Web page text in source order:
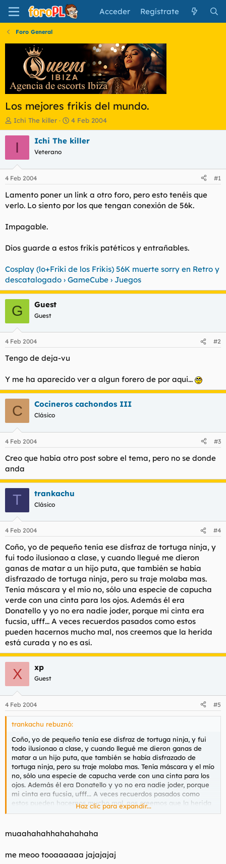
Acceder Regístrate
Foro General
Los mejores frikis del mundo.
I
n
i
a
d
o
r
e
t
m
Ichi The killer
F
e
c
i
n
c
4 Feb 2004
I Ichi The killer
Veterano
4 Feb 2004 #1
Lamento poner un link a otro foro, pero esto tenéis que
verlo. Lo siento por los que tengan conexión de 56k.
Impagable.
Dios guarde a estos frikis patéticos y entrañables.
Cosplay (lo+Friki de los Frikis) 56K muerte sorry en Retro y
descatalogado › GameCube › Juegos
G Guest
Guest
4 Feb 2004 #2
Tengo de deja-vu
Y me ha aparecido ver a algun forero de por aqui...
C Cocineros cachondos III
Clásico
4 Feb 2004 #3
Creo que había otro post sobre el tema, pero no se donde
anda
T trankachu
Clásico
4 Feb 2004 #4
Coño, yo de pequeño tenía ese disfraz de tortuga ninja, y
fui todo ilusionao a clase, y cuando llegué me dieron
ganas de matar a un hijo puta, que también se había
disfrazado de tortuga ninja, pero su traje molaba mas.
Tenía máscara y el mío no, sólo una especie de capucha
verde con una cinta para los ojos. Además él era
Donatello y yo no era nadie joder, porque mi cinta era
fucsia, ufff... A veces recuerdos pasados como estos
pueden hacernos mucho mal, nos creemos que la herida
está curada y no es así.
X xp
Guest
4 Feb 2004 #5
trankachu rebuznó:
Coño, yo de pequeño tenía ese disfraz de tortuga ninja, y fui
todo ilusionao a clase, y cuando llegué me dieron ganas de
matar a un hijo puta, que también se había disfrazado de
tortuga ninja, pero su traje molaba mas. Tenía máscara y el mío
no, sólo una especie de capucha verde con una cinta para los
ojos. Además él era Donatello y yo no era nadie joder, porque
mi cinta era fucsia, ufff... A veces recuerdos pasados como
estos pueden hacernos mucho mal, nos creemos que la herida
está curada y no es así.
Haz clic para expandir...
muaahahahhahahahaha
me meoo tooaaaaaa jajajajaj